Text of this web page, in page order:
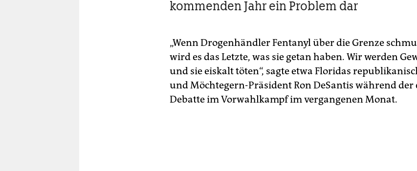
kommenden Jahr ein Problem dar
„Wenn Drogenhändler Fentanyl über die Grenze
wird es das Letzte, was sie getan haben. Wir werden
und sie eiskalt töten“, sagte etwa Floridas
und Möchtegern-Präsident Ron DeSantis während der
Debatte im Vorwahlkampf im vergangenen Monat.